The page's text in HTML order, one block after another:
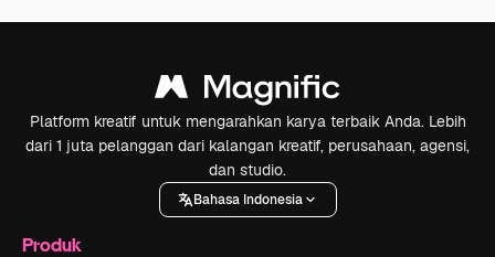
Platform kreatif untuk mengarahkan karya terbaik Anda. Lebih
dari 1 juta pelanggan dari kalangan kreatif, perusahaan, agensi,
dan studio.
Bahasa Indonesia
Produk